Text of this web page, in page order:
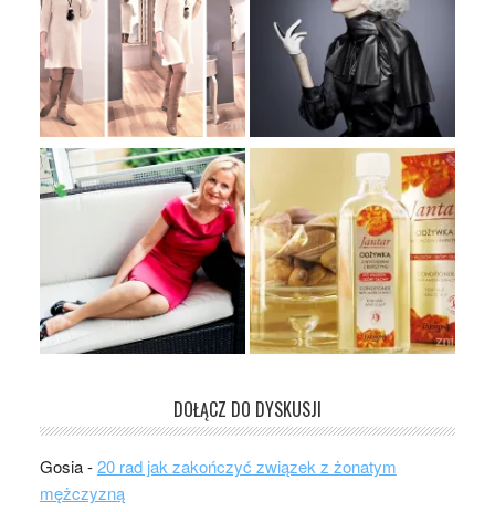
DOŁĄCZ DO DYSKUSJI
Gosia-20 rad jak zakończyć związek z żonatym
mężczyzną